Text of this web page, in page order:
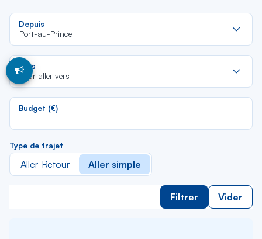
Depuis
Port-au-Prince
Vers
Pour aller vers
Budget (€)
Type de trajet
Aller-Retour Aller simple
Filtrer Vider